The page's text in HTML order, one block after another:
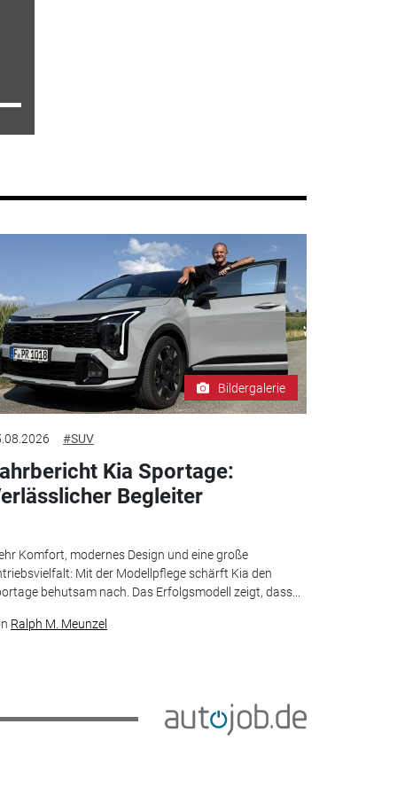
Bildergalerie
#SUV
Kia Sportage:
Begleiter
Komfort, modernes Design und eine große
Mit der Modellpflege schärft Kia den
behutsam nach. Das Erfolgsmodell zeigt, dass...
Ralph M. Meunzel